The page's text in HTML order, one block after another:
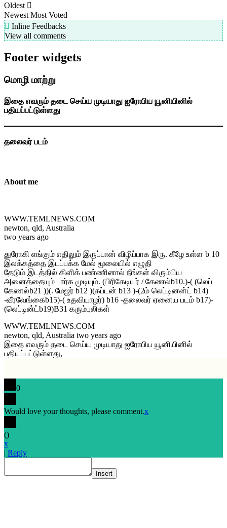
Oldest
Newest Most Voted
Inline Feedbacks
View all comments
Footer widgets
மொழி மாற்று
இதை எவரும் தடை செய்ய முடியாது ஐரோபிய யூனியினில்
பதியப்பட்டுள்ளது
தலைவர் படம்
About me
WWW.TEMLNEWS.COM
newton, qld, Australia
two years ago
துரோகி எங்கும் எதிலும் இருப்பான் விழிப்பாக இரு. கீழே உள்ள b 10
இலக்கத்தை இடப்பக்க மேல் மூலையில் எழுதி
தேடும் இடத்தில் கிளிக் பண்ணினால் நீங்கள் விரும்பிய
அனைத்தையும் பார்க முடியும். (பிரிகேடியர் / கேணல்b10.)-( (லெப்
கேணல்b21 ))(. மேஜர் b12 )(கப்டன் b13 )-(2ம் லெப்டினன்ட் b14)
-வீரவேங்கைb15)-( உதவியாழர்) b16 -தலைவர் ஏனைய படம் b17)-
(லெப்டின்ட்b19)B31 கரும்புலிகள்
WWW.TEMLNEWS.COM
newton, qld, Australia two years ago
இதை எவரும் தடை செய்ய முடியாது ஐரோபிய யூனியினில்
பதியப்பட்டுள்ளது,
0
Would love your thoughts, please comment.x
()
x
| Reply
Insert